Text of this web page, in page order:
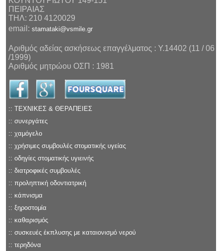
ΠΕΙΡΑΙΑΣ
ΤΗΛ: 210 4120029
email:stamataki@vsmile.gr
Αριθμός αδείας ασκήσεως επαγγέλματος : Υ.14402 (11 / 06
/1999)
Αριθμός μητρώου ΟΣΠ : 1981
:: ΤΕΧΝΙΚΕΣ & ΘΕΡΑΠΕΙEΣ
:: συνεργάτες
:: χαμόγελο
:: χρήσιμες συμβουλές στοματικής υγείας
:: οδηγίες στοματικής υγιεινής
:: διατροφικές συμβουλές
:: προληπτική οδοντιατρική
:: κάπνισμα
:: ξηροστομία
:: καθαρισμός
:: συσκευές έκπλυσης με καταιονισμό νερού
:: τερηδόνα